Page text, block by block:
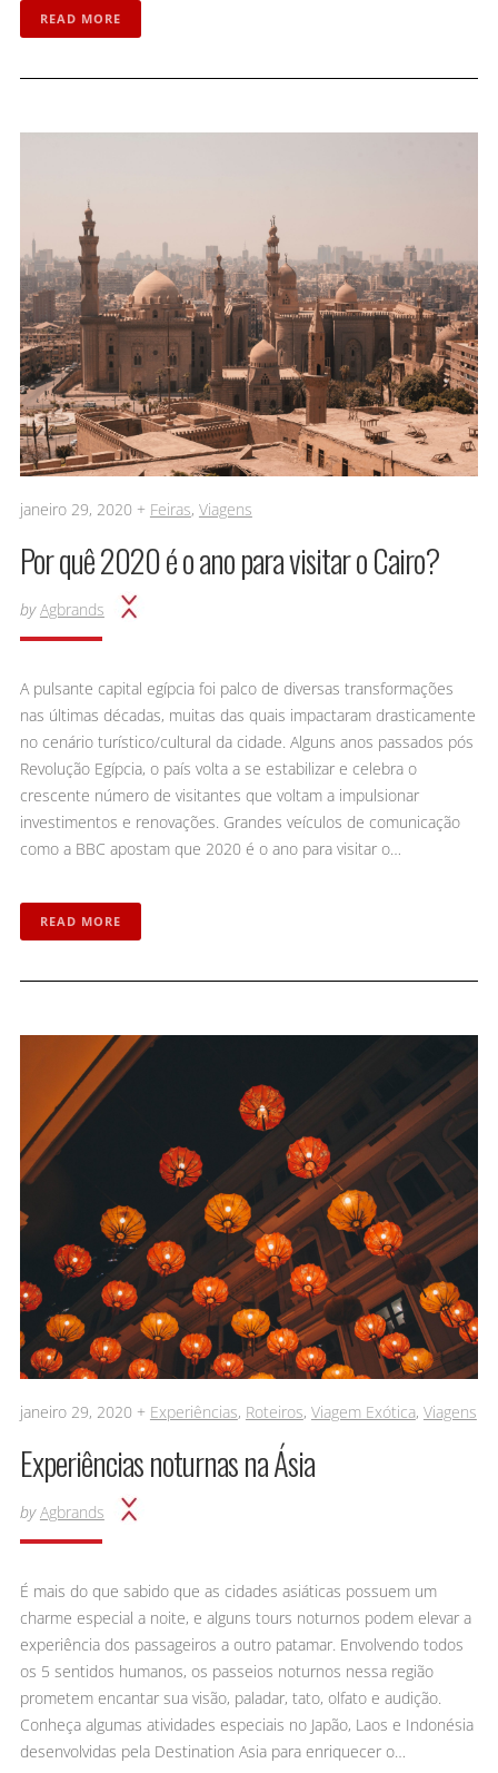
READ MORE
janeiro 29, 2020 + Feiras, Viagens
Por quê 2020 é o ano para visitar o Cairo?
by Agbrands
A pulsante capital egípcia foi palco de diversas transformações
nas últimas décadas, muitas das quais impactaram drasticamente
no cenário turístico/cultural da cidade. Alguns anos passados pós
Revolução Egípcia, o país volta a se estabilizar e celebra o
crescente número de visitantes que voltam a impulsionar
investimentos e renovações. Grandes veículos de comunicação
como a BBC apostam que 2020 é o ano para visitar o…
READ MORE
janeiro 29, 2020 + Experiências, Roteiros, Viagem Exótica, Viagens
Experiências noturnas na Ásia
by Agbrands
É mais do que sabido que as cidades asiáticas possuem um
charme especial a noite, e alguns tours noturnos podem elevar a
experiência dos passageiros a outro patamar. Envolvendo todos
os 5 sentidos humanos, os passeios noturnos nessa região
prometem encantar sua visão, paladar, tato, olfato e audição.
Conheça algumas atividades especiais no Japão, Laos e Indonésia
desenvolvidas pela Destination Asia para enriquecer o…